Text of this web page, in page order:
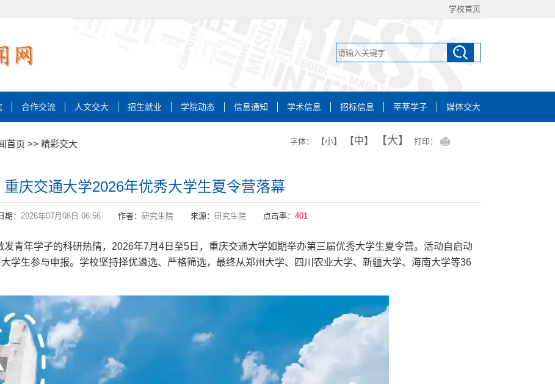
学校首页
合作交流 人文交大 招生就业 学院动态 信息通知 学术信息 招标信息 莘莘学子 媒体交大
首页 >> 精彩交大 字体： 【小】 【中】 【大】 打印：
重庆交通大学2026年优秀大学生夏令营落幕
期： 2026年07月08日 06:56 作者： 研究生院 来源： 研究生院 点击率： 401
青年学子的科研热情，2026年7月4日至5日，重庆交通大学如期举办第三届优秀大学生夏令营。活动自启动
学生参与申报。学校坚持择优遴选、严格筛选，最终从郑州大学、四川农业大学、新疆大学、海南大学等36